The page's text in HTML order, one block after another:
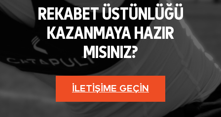
REKABET ÜSTÜNLÜĞÜ
KAZANMAYA HAZIR
MISINIZ?
İLETIŞIME GEÇIN